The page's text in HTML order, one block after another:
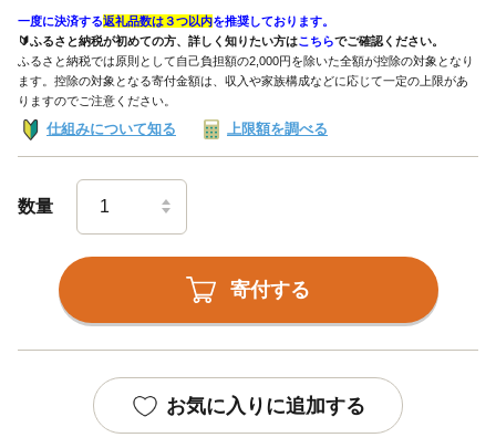
一度に決済する返礼品数は３つ以内を推奨しております。
🔰ふるさと納税が初めての方、詳しく知りたい方はこちらでご確認ください。
ふるさと納税では原則として自己負担額の2,000円を除いた全額が控除の対象となり
ます。控除の対象となる寄付金額は、収入や家族構成などに応じて一定の上限があ
りますのでご注意ください。
仕組みについて知る 上限額を調べる
数量
寄付する
お気に入りに追加する